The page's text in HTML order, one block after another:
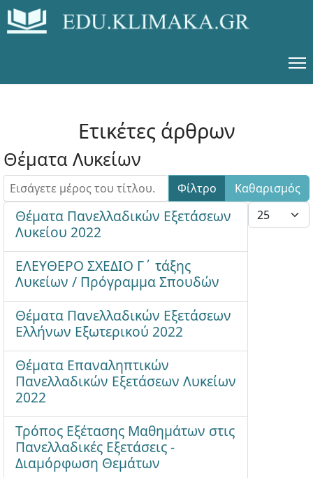
Ετικέτες άρθρων
Θέματα Λυκείων
Εισάγετε μέρος του τίτλου. Φίλτρο
Καθαρισμός
Εμφάνιση #
Θέματα Πανελλαδικών Εξετάσεων
Λυκείου 2022
ΕΛΕΥΘΕΡΟ ΣΧΕΔΙΟ Γ΄ τάξης
Λυκείων / Πρόγραμμα Σπουδών
Θέματα Πανελλαδικών Εξετάσεων
Ελλήνων Εξωτερικού 2022
Θέματα Επαναληπτικών
Πανελλαδικών Εξετάσεων Λυκείων
2022
Τρόπος Εξέτασης Μαθημάτων στις
Πανελλαδικές Εξετάσεις -
Διαμόρφωση Θεμάτων